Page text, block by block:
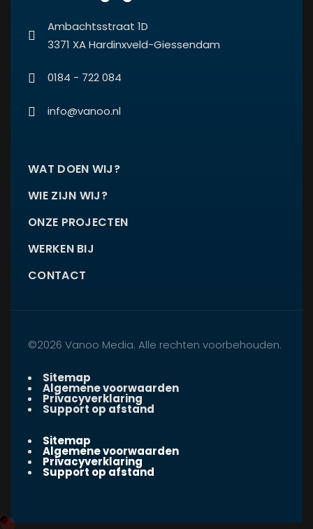
Ambachtsstraat 1D
3371 XA Hardinxveld-Giessendam
0184 - 722 084
info@vanoo.nl
WAT DOEN WIJ?
WIE ZIJN WIJ?
ONZE PROJECTEN
WERKEN BIJ
CONTACT
©2026 Vanoo Media. Alle rechten voorbehouden.
Sitemap
Algemene voorwaarden
Privacyverklaring
Support op afstand
Sitemap
Algemene voorwaarden
Privacyverklaring
Support op afstand